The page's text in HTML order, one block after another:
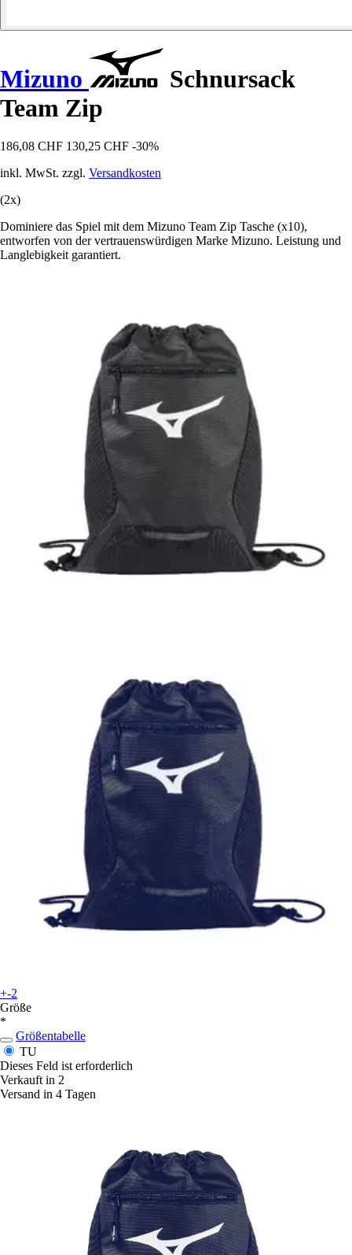
Mizuno
Schnursack
Team Zip
186,08 CHF 130,25 CHF -30%
inkl. MwSt. zzgl. Versandkosten
(2x)
Dominiere das Spiel mit dem Mizuno Team Zip Tasche (x10),
entworfen von der vertrauenswürdigen Marke Mizuno. Leistung und
Langlebigkeit garantiert.
+-2
Größe
*
Größentabelle
TU
Dieses Feld ist erforderlich
Verkauft in 2
Versand in 4 Tagen